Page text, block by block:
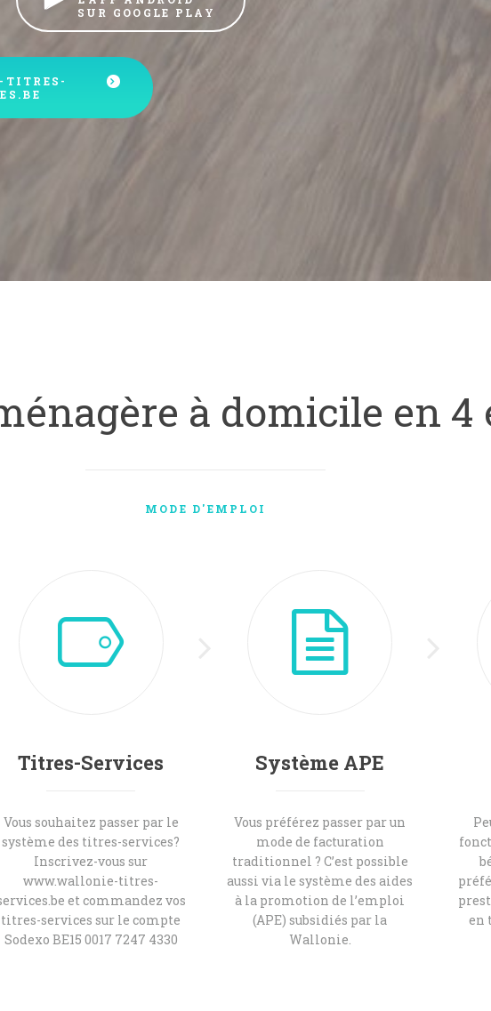
SUR GOOGLE PLAY
TITRES-
à domicile en 4
MODE D'EMPLOI
Titres-Services
Vous souhaitez passer par le
système des titres-services?
Inscrivez-vous sur
www.wallonie-titres-
et commandez vos
titres-services sur le compte
Sodexo BE15 0017 7247 4330
Système APE
Vous préférez passer par un
mode de facturation
traditionnel ? C’est possible
aussi via le système des aides
à la promotion de l’emploi
(APE) subsidiés par la
Wallonie.
en